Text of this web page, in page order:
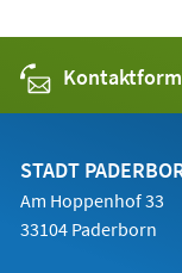
STADT
Am Hoppenhof 33
33104 Paderborn